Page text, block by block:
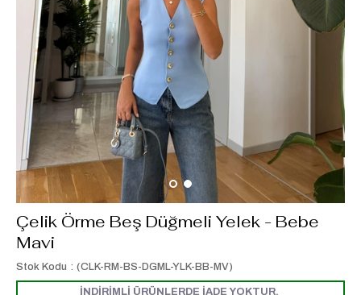
Çelik Örme Beş Düğmeli Yelek - Bebe
Mavi
Stok Kodu (CLK-RM-BS-DGML-YLK-BB-MV)
İNDİRİMLİ ÜRÜNLERDE İADE YOKTUR.